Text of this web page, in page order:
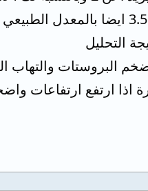
التحليل
البروستات والتهاب
ارتفع ارتفاعات